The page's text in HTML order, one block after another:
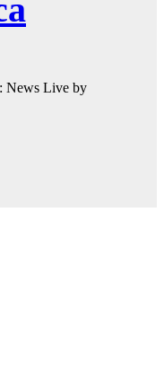
News Live by